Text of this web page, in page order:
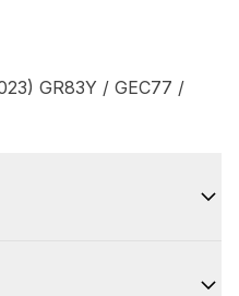
GR83Y / GEC77 /